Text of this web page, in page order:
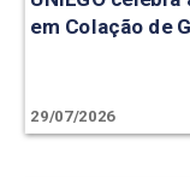
em Colação de
29/07/2026